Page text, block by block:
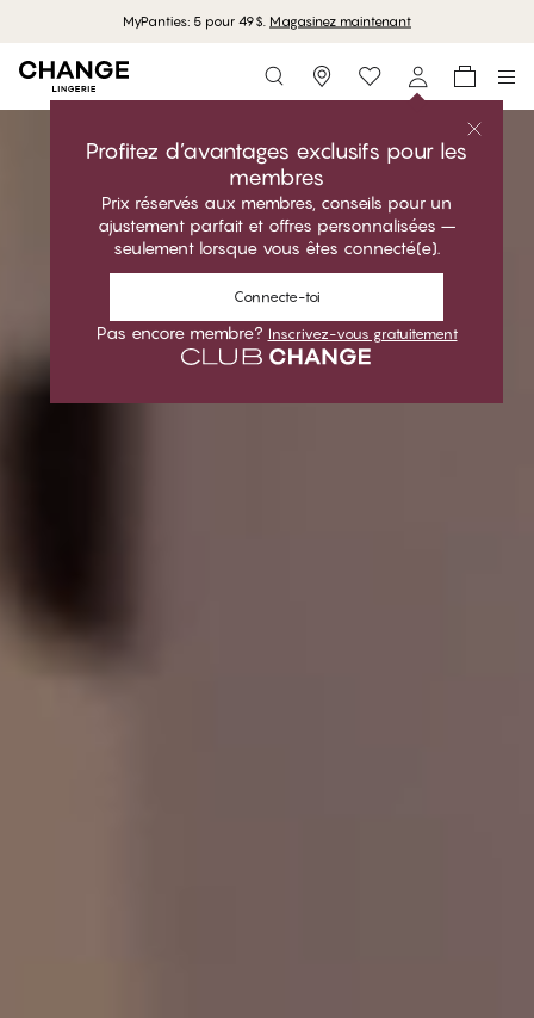
MyPanties: 5 pour 49$. Magasinez maintenant
Storefinder
Profitez d’avantages exclusifs pour les
membres
Prix réservés aux membres, conseils pour un
ajustement parfait et offres personnalisées –
seulement lorsque vous êtes connecté(e).
Connecte-toi
Pas encore membre? Inscrivez-vous gratuitement